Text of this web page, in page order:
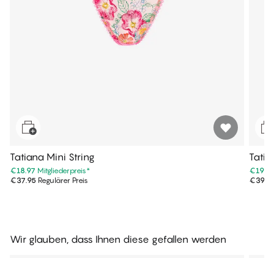
Tatiana Mini String
€18.97 Mitgliederpreis*
€37.95 Regulärer Preis
€19.97
Wir glauben, dass Ihnen diese gefallen werden